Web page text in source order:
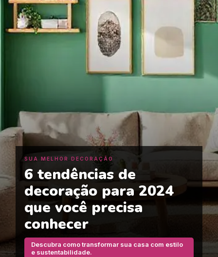
SUA MELHOR DECORAÇÃO
6 tendências de
decoração para 2024
que você precisa
conhecer
Descubra como transformar sua casa com estilo
e sustentabilidade.